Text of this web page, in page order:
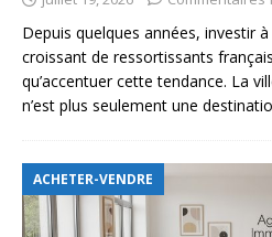
Depuis quelques années, investir
croissant de ressortissants
qu’accentuer cette tendance. La
n’est plus seulement une
ACHETER-VENDRE